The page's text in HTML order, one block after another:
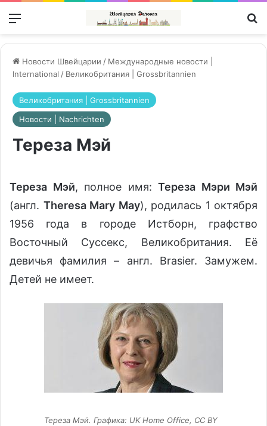
Меню
Новости Швейцарии / Международные новости |
International / Великобритания | Grossbritannien
Великобритания | Grossbritannien
Новости | Nachrichten
Тереза Мэй
Тереза Мэй, полное имя: Тереза Мэри Мэй
(англ. Theresa Mary May), родилась 1 октября
1956 года в городе Истборн, графство
Восточный Суссекс, Великобритания. Её
девичья фамилия – англ. Brasier. Замужем.
Детей не имеет.
Тереза Мэй. Графика: UK Home Office, CC BY